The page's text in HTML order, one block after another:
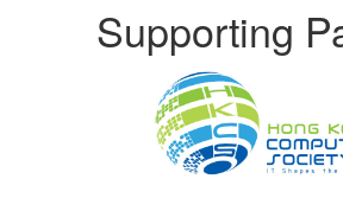
Supporting